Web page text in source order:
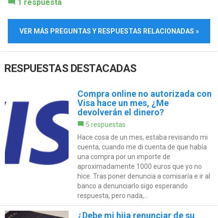
1 respuesta
VER MÁS PREGUNTAS Y RESPUESTAS RELACIONADAS »
RESPUESTAS DESTACADAS
Compra online no autorizada con
Visa hace un mes, ¿Me
devolverán el dinero?
5 respuestas
Hace cosa de un mes, estaba revisando mi
cuenta, cuando me di cuenta de que había
una compra por un importe de
aproximadamente 1000 euros que yo no
hice. Tras poner denuncia a comisaría e ir al
banco a denunciarlo sigo esperando
respuesta, pero nada,...
¿Debe mi hija renunciar de su